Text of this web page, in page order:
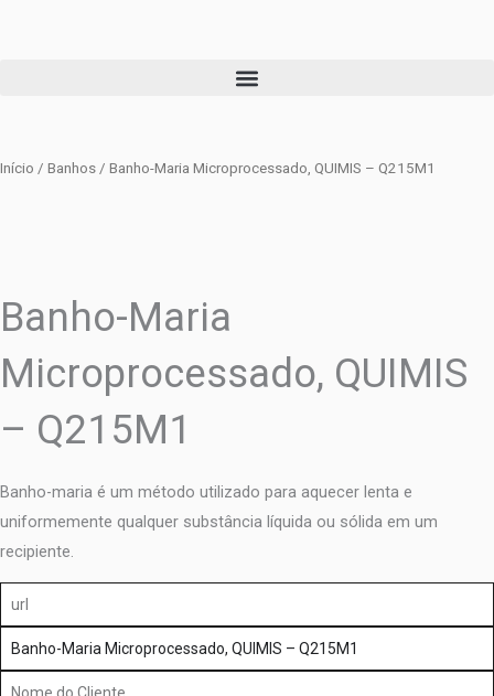
Início / Banhos / Banho-Maria Microprocessado, QUIMIS – Q215M1
Banho-Maria
Microprocessado, QUIMIS
– Q215M1
Banho-maria é um método utilizado para aquecer lenta e
uniformemente qualquer substância líquida ou sólida em um
recipiente.
produto
Nome